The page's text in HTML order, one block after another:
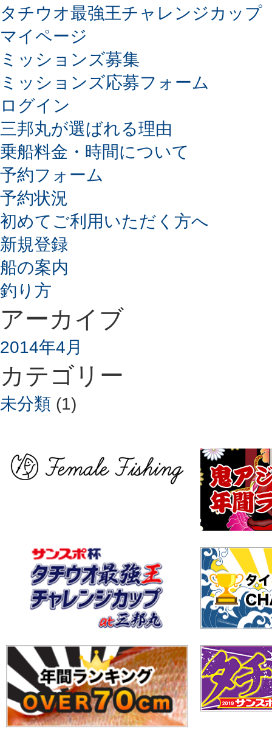
タチウオ最強王チャレンジカップ
マイページ
ミッションズ募集
ミッションズ応募フォーム
ログイン
三邦丸が選ばれる理由
乗船料金・時間について
予約フォーム
予約状況
初めてご利用いただく方へ
新規登録
船の案内
釣り方
アーカイブ
2014年4月
カテゴリー
未分類 (1)